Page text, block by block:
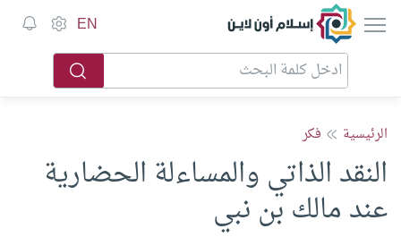
إسلام أون لاين EN
الرئيسية فكر
النقد الذاتي والمساءلة الحضارية
عند مالك بن نبي